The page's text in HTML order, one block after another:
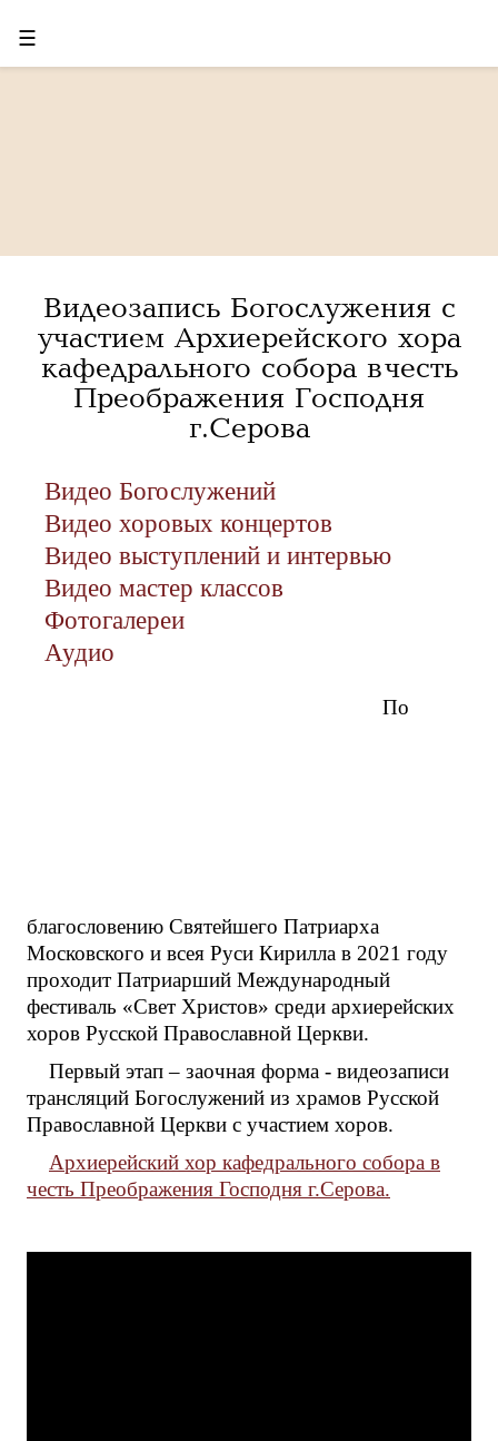
☰
Видеозапись Богослужения с
участием Архиерейского хора
кафедрального собора в честь
Преображения Господня
г.Серова
Видео Богослужений
Видео хоровых концертов
Видео выступлений и интервью
Видео мастер классов
Фотогалереи
Аудио
По
благословению Святейшего Патриарха
Московского и всея Руси Кирилла в 2021 году
проходит Патриарший Международный
фестиваль «Свет Христов» среди архиерейских
хоров Русской Православной Церкви.
Первый этап – заочная форма - видеозаписи
трансляций Богослужений из храмов Русской
Православной Церкви с участием хоров.
Архиерейский хор кафедрального собора в
честь Преображения Господня г.Серова.